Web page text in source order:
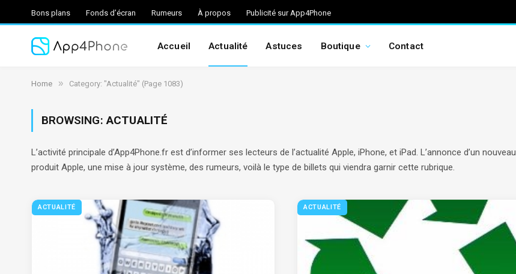
Bons plans Fonds d’écran Rumeurs À propos Publicité sur App4Phone
Accueil Actualité Astuces Boutique Contact
Home » Category: "Actualité" (Page 1083)
BROWSING:ACTUALITÉ
L’activité principale d’App4Phone.fr est d’informer ses lecteurs de l’actualité Apple, iPhone, et iPad. L’annonce d’un nouveau
produit Apple, une mise à jour système, des rumeurs, voilà le type de billets qui viendra garnir cette rubrique.
ACTUALITÉ ACTUALITÉ